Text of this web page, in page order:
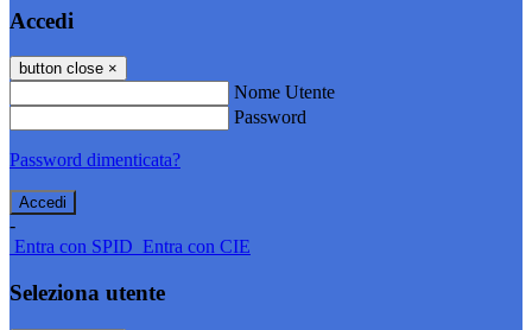
Accedi
button close ×
Nome Utente
Password
Password dimenticata?
-
Entra con SPID Entra con CIE
Seleziona utente